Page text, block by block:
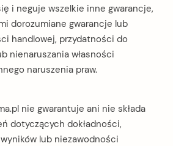
i neguje wszelkie inne gwarancje,
dorozumiane gwarancje lub
handlowej, przydatności do
nienaruszania własności
naruszenia praw.
nie gwarantuje ani nie składa
dotyczących dokładności,
lub niezawodności